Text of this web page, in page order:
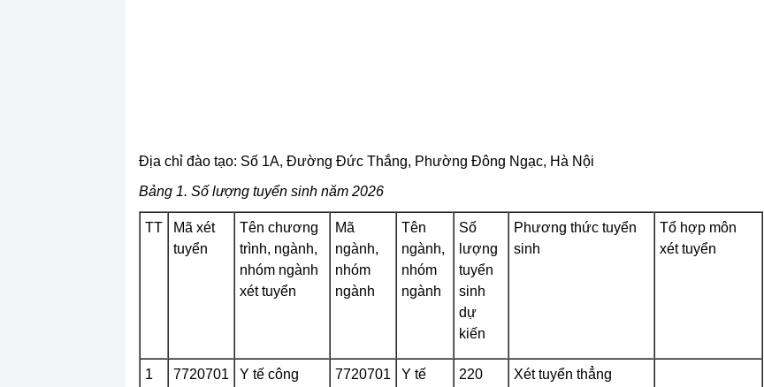
Địa chỉ đào tạo: Số 1A, Đường Đức Thắng, Phường Đông Ngạc, Hà Nội
Bảng 1. Số lượng tuyển sinh năm 2026
TT
Mã xét
tuyển
Tên chương
trình, ngành,
nhóm ngành
xét tuyển
Mã
ngành,
nhóm
ngành
Tên
ngành,
nhóm
ngành
Số
lượng
tuyển
sinh
dự
kiến
Phương thức tuyển
sinh
Tổ hợp môn
xét tuyển
1 7720701
Y tế công
7720701
Y tế
220 Xét tuyển thẳng